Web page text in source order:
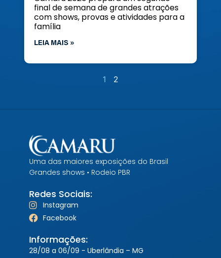
final de semana de grandes atrações
com shows, provas e atividades para a
família
LEIA MAIS »
1 2
Uma das maiores exposições do Brasil
Grandes shows • Rodeio PBR
Redes Sociais:
Instagram
Facebook
Informações:
28/08 a 06/09 - Uberlândia – MG